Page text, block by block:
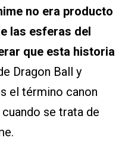
no era producto
las esferas del
que esta historia
Dragon Ball y
el término canon
se trata de